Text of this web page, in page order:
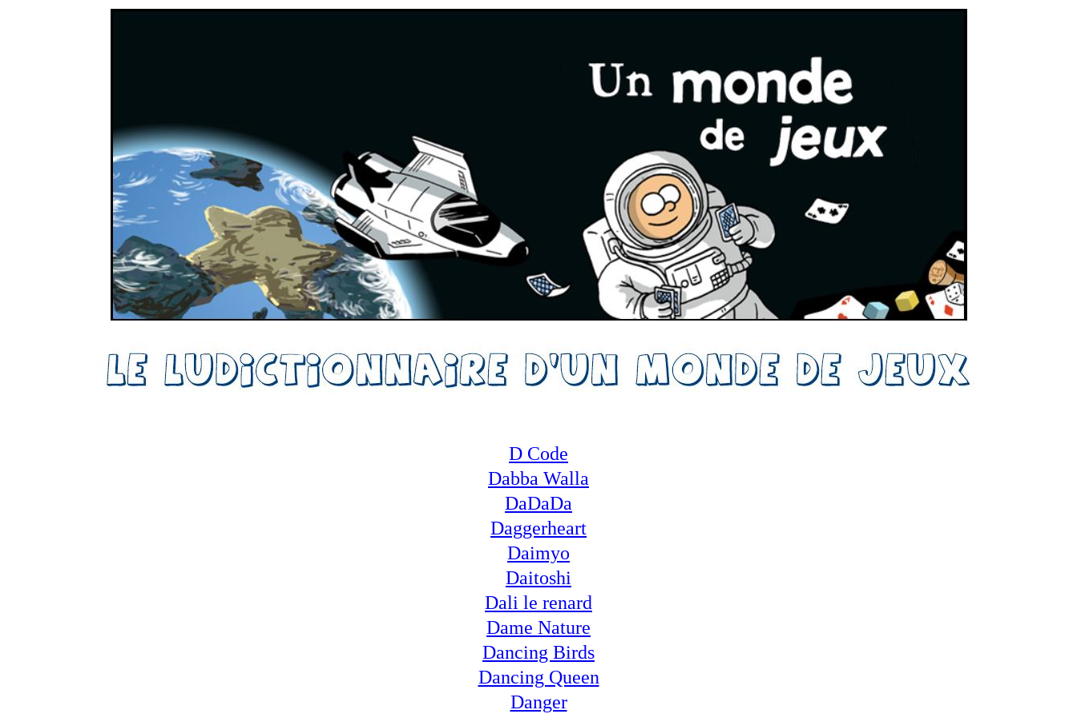
D Code
Dabba Walla
DaDaDa
Daggerheart
Daimyo
Daitoshi
Dali le renard
Dame Nature
Dancing Birds
Dancing Queen
Danger